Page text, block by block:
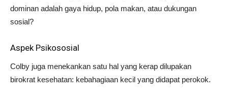
dominan adalah gaya hidup, pola makan, atau dukungan
sosial?
Aspek Psikososial
Colby juga menekankan satu hal yang kerap dilupakan
birokrat kesehatan: kebahagiaan kecil yang didapat perokok.